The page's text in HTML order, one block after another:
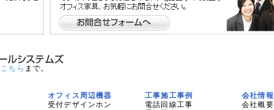
こちら まで。
オフィス周辺機器
受付デザインホン
工事施工事例
電話回線工事
会社情報
会社概要